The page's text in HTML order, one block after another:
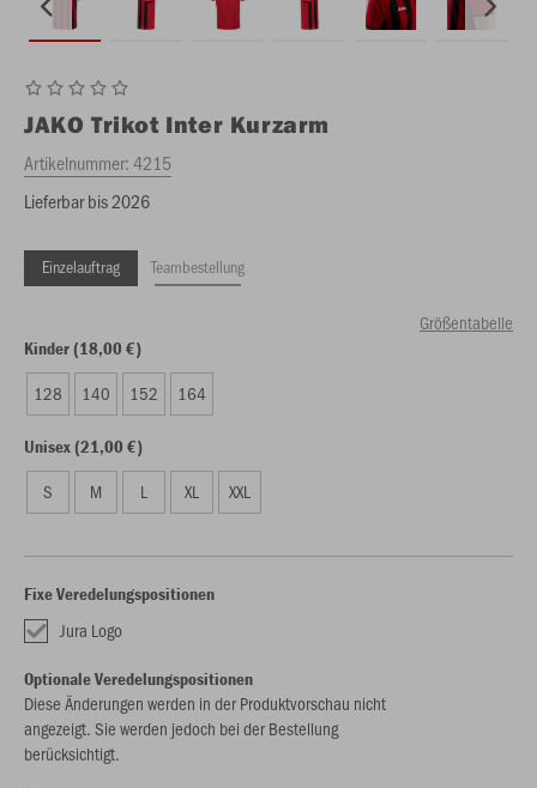
JAKO Trikot Inter Kurzarm
Artikelnummer:4215
Lieferbar bis 2026
Einzelauftrag Teambestellung
Größentabelle
Kinder (18,00 €)
128 140 152 164
Unisex (21,00 €)
S M L XL XXL
Fixe Veredelungspositionen
Jura Logo
Optionale Veredelungspositionen
Diese Änderungen werden in der Produktvorschau nicht
angezeigt. Sie werden jedoch bei der Bestellung
berücksichtigt.